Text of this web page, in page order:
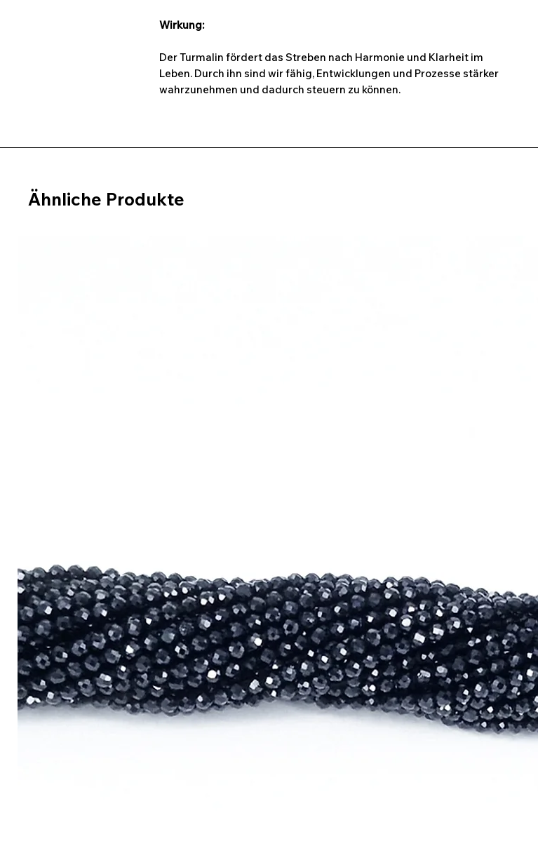
Wirkung:
Der Turmalin fördert das Streben nach Harmonie und Klarheit im
Leben. Durch ihn sind wir fähig, Entwicklungen und Prozesse stärker
wahrzunehmen und dadurch steuern zu können.
Ähnliche Produkte